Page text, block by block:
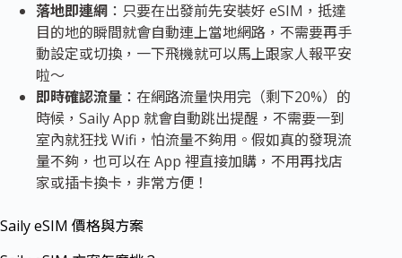
落地即連網 ：只要在出發前先安裝好 eSIM，抵達
目的地的瞬間就會自動連上當地網路，不需要再手
動設定或切換，一下飛機就可以馬上跟家人報平安
啦～
即時確認流量 ：在網路流量快用完（剩下20%）的
時候，Saily App 就會自動跳出提醒，不需要一到
室內就狂找 Wifi，怕流量不夠用。假如真的發現流
量不夠，也可以在 App 裡直接加購 ，不用再找店
家或插卡換卡，非常方便！
Saily eSIM 價格與方案